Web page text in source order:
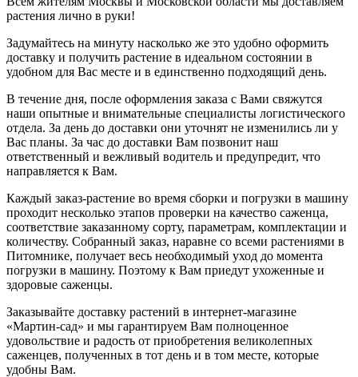
растения лично в руки!
Задумайтесь на минуту насколько же это удобно оформить
доставку и получить растение в идеальном состоянии в
удобном для Вас месте и в единственно подходящий день.
В течение дня, после оформления заказа с Вами свяжутся
наши опытные и внимательные специалисты логистического
отдела. За день до доставки они уточнят не изменились ли у
Вас планы. За час до доставки Вам позвонит наш
ответственный и вежливый водитель и предупредит, что
направляется к Вам.
Каждый заказ-растение во время сборки и погрузки в машину
проходит несколько этапов проверки на качество саженца,
соответствие заказанному сорту, параметрам, комплектации и
количеству. Собранный заказ, наравне со всеми растениями в
Питомнике, получает весь необходимый уход до момента
погрузки в машину. Поэтому к Вам приедут ухоженные и
здоровые саженцы.
Заказывайте доставку растений в интернет-магазине
«Мартин-сад» и мы гарантируем Вам полноценное
удовольствие и радость от приобретения великолепных
саженцев, полученных в тот день и в том месте, которые
удобны Вам.